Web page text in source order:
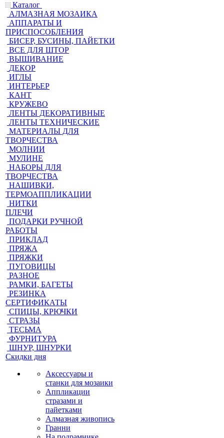
Каталог
АЛМАЗНАЯ МОЗАИКА
АППАРАТЫ И
ПРИСПОСОБЛЕНИЯ
БИСЕР, БУСИНЫ, ПАЙЕТКИ
ВСЕ ДЛЯ ШТОР
ВЫШИВАНИЕ
ДЕКОР
ИГЛЫ
ИНТЕРЬЕР
КАНТ
КРУЖЕВО
ЛЕНТЫ ДЕКОРАТИВНЫЕ
ЛЕНТЫ ТЕХНИЧЕСКИЕ
МАТЕРИАЛЫ ДЛЯ
ТВОРЧЕСТВА
МОЛНИИ
МУЛИНЕ
НАБОРЫ ДЛЯ
ТВОРЧЕСТВА
НАШИВКИ,
ТЕРМОАППЛИКАЦИИ
НИТКИ
ПЛЕЧИ
ПОДАРКИ РУЧНОЙ
РАБОТЫ
ПРИКЛАД
ПРЯЖА
ПРЯЖКИ
ПУГОВИЦЫ
РАЗНОЕ
РАМКИ, БАГЕТЫ
РЕЗИНКА
СЕРТИФИКАТЫ
СПИЦЫ, КРЮЧКИ
СТРАЗЫ
ТЕСЬМА
ФУРНИТУРА
ШНУР, ШНУРКИ
Скидки дня
Аксессуары и
станки для мозаики
Аппликации
стразами и
пайетками
Алмазная живопись
Гранни